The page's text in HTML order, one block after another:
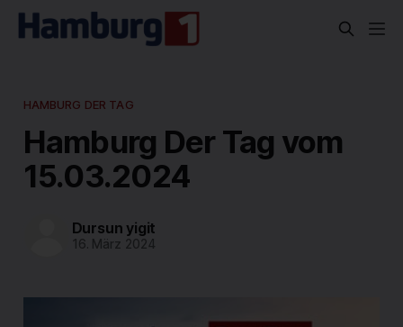
HAMBURG DER TAG
Hamburg Der Tag vom
15.03.2024
Dursun yigit
16. März 2024